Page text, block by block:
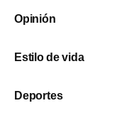
Opinión
Estilo de vida
Deportes